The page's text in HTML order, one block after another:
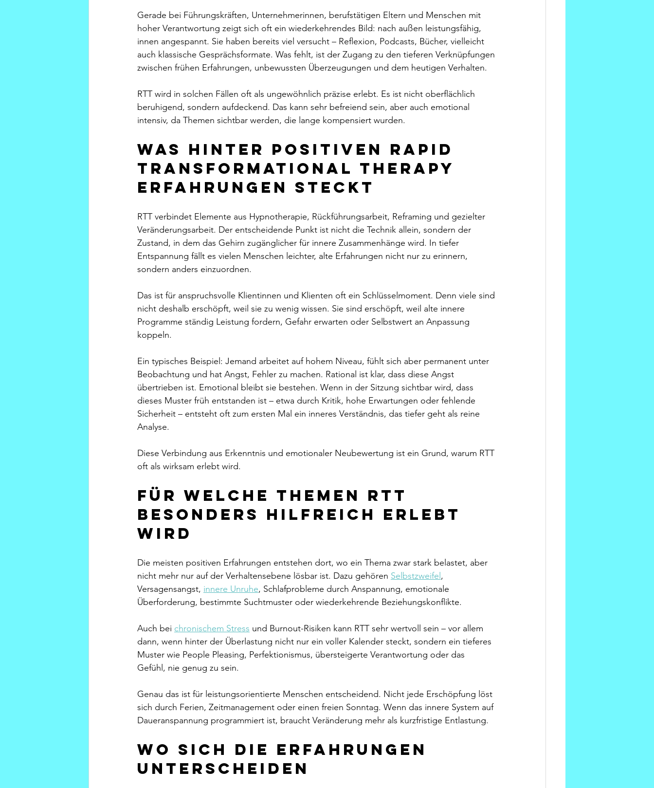
Gerade bei Führungskräften, Unternehmerinnen, berufstätigen Eltern und Menschen mit
hoher Verantwortung zeigt sich oft ein wiederkehrendes Bild: nach außen leistungsfähig,
innen angespannt. Sie haben bereits viel versucht – Reflexion, Podcasts, Bücher, vielleicht
auch klassische Gesprächsformate. Was fehlt, ist der Zugang zu den tieferen Verknüpfungen
zwischen frühen Erfahrungen, unbewussten Überzeugungen und dem heutigen Verhalten.
RTT wird in solchen Fällen oft als ungewöhnlich präzise erlebt. Es ist nicht oberflächlich
beruhigend, sondern aufdeckend. Das kann sehr befreiend sein, aber auch emotional
intensiv, da Themen sichtbar werden, die lange kompensiert wurden.
Was hinter positiven Rapid
Transformational Therapy
Erfahrungen steckt
RTT verbindet Elemente aus Hypnotherapie, Rückführungsarbeit, Reframing und gezielter
Veränderungsarbeit. Der entscheidende Punkt ist nicht die Technik allein, sondern der
Zustand, in dem das Gehirn zugänglicher für innere Zusammenhänge wird. In tiefer
Entspannung fällt es vielen Menschen leichter, alte Erfahrungen nicht nur zu erinnern,
sondern anders einzuordnen.
Das ist für anspruchsvolle Klientinnen und Klienten oft ein Schlüsselmoment. Denn viele sind
nicht deshalb erschöpft, weil sie zu wenig wissen. Sie sind erschöpft, weil alte innere
Programme ständig Leistung fordern, Gefahr erwarten oder Selbstwert an Anpassung
koppeln.
Ein typisches Beispiel: Jemand arbeitet auf hohem Niveau, fühlt sich aber permanent unter
Beobachtung und hat Angst, Fehler zu machen. Rational ist klar, dass diese Angst
übertrieben ist. Emotional bleibt sie bestehen. Wenn in der Sitzung sichtbar wird, dass
dieses Muster früh entstanden ist – etwa durch Kritik, hohe Erwartungen oder fehlende
Sicherheit – entsteht oft zum ersten Mal ein inneres Verständnis, das tiefer geht als reine
Analyse.
Diese Verbindung aus Erkenntnis und emotionaler Neubewertung ist ein Grund, warum RTT
oft als wirksam erlebt wird.
Für welche Themen RTT
besonders hilfreich erlebt
wird
Die meisten positiven Erfahrungen entstehen dort, wo ein Thema zwar stark belastet, aber
nicht mehr nur auf der Verhaltensebene lösbar ist. Dazu gehören Selbstzweifel ,
Versagensangst, innere Unruhe, Schlafprobleme durch Anspannung, emotionale
Überforderung, bestimmte Suchtmuster oder wiederkehrende Beziehungskonflikte.
Auch bei chronischem Stress und Burnout-Risiken kann RTT sehr wertvoll sein – vor allem
dann, wenn hinter der Überlastung nicht nur ein voller Kalender steckt, sondern ein tieferes
Muster wie People Pleasing, Perfektionismus, übersteigerte Verantwortung oder das
Gefühl, nie genug zu sein.
Genau das ist für leistungsorientierte Menschen entscheidend. Nicht jede Erschöpfung löst
sich durch Ferien, Zeitmanagement oder einen freien Sonntag. Wenn das innere System auf
Daueranspannung programmiert ist, braucht Veränderung mehr als kurzfristige Entlastung.
Wo sich die Erfahrungen
unterscheiden